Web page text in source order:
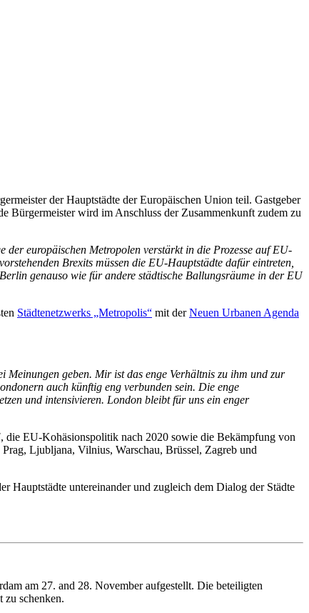
der Hauptstädte der Europäischen Union teil. Gastgeber
Bürgermeister wird im Anschluss der Zusammenkunft zudem zu
der europäischen Metropolen verstärkt in die Prozesse auf EU-
Brexits müssen die EU-Hauptstädte dafür eintreten,
genauso wie für andere städtische Ballungsräume in der EU
Städtenetzwerks „Metropolis“ mit derNeuen Urbanen Agenda
Meinungen geben. Mir ist das enge Verhältnis zu ihm und zur
auch künftig eng verbunden sein. Die enge
und intensivieren. London bleibt für uns ein enger
die EU-Kohäsionspolitik nach 2020 sowie die Bekämpfung von
Ljubljana, Vilnius, Warschau, Brüssel, Zagreb und
Hauptstädte untereinander und zugleich dem Dialog der Städte
am 27. and 28. November aufgestellt. Die beteiligten
zu schenken.